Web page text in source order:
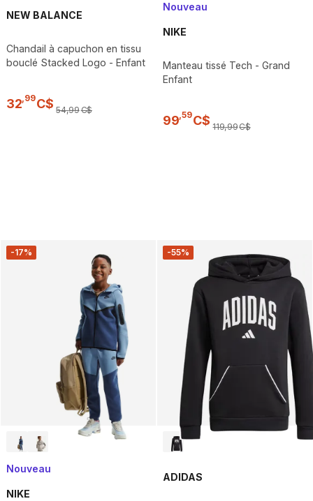
NEW BALANCE
Chandail à capuchon en tissu
bouclé Stacked Logo - Enfant
32,99C$ 54,99C$
Nouveau
NIKE
Manteau tissé Tech - Grand
Enfant
99,59C$ 119,99C$
-17%
Nouveau
NIKE
-55%
ADIDAS